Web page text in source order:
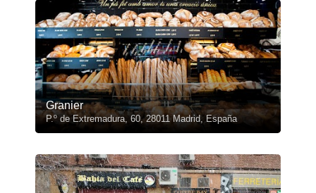
Granier
P.º de Extremadura, 60, 28011 Madrid, España